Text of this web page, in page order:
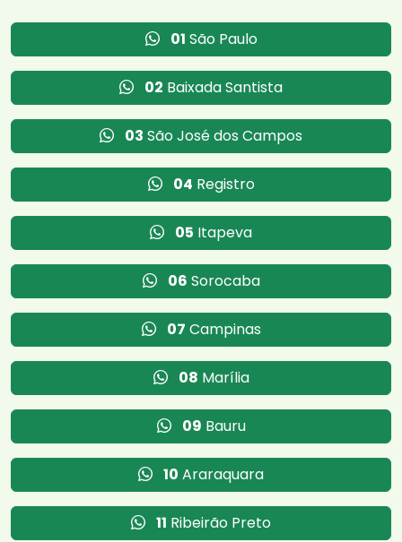
01 São Paulo
02 Baixada Santista
03 São José dos Campos
04 Registro
05 Itapeva
06 Sorocaba
07 Campinas
08 Marília
09 Bauru
10 Araraquara
11 Ribeirão Preto